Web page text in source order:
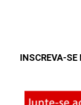
INSCREVA-